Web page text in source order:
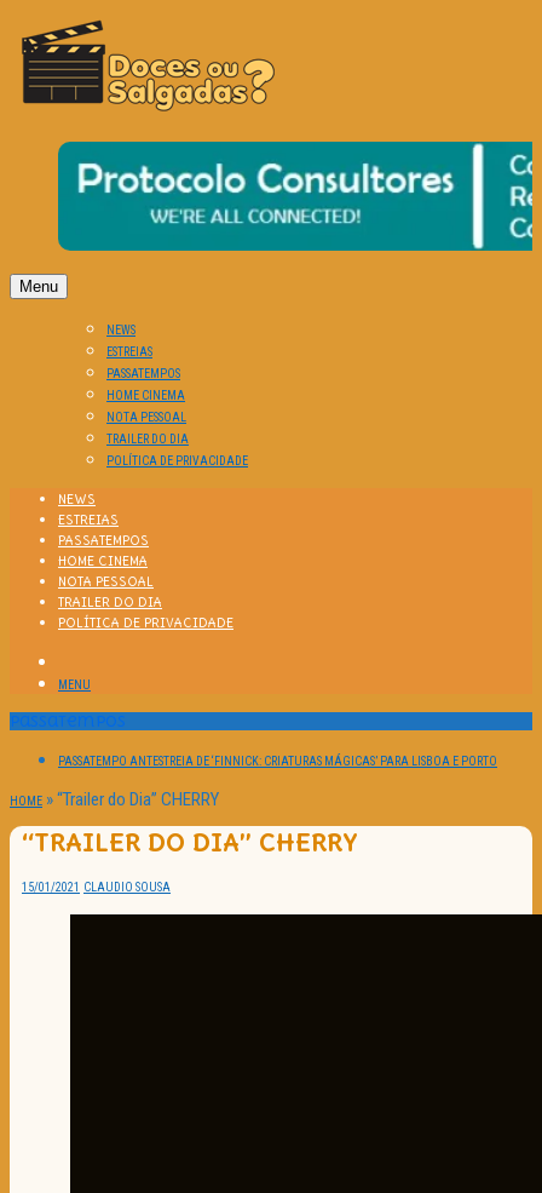
DOCES OU SALGADAS?
O Cinema? Uma Paixão!!
Menu
NEWS
ESTREIAS
PASSATEMPOS
HOME CINEMA
NOTA PESSOAL
TRAILER DO DIA
POLÍTICA DE PRIVACIDADE
NEWS
ESTREIAS
PASSATEMPOS
HOME CINEMA
NOTA PESSOAL
TRAILER DO DIA
POLÍTICA DE PRIVACIDADE
MENU
Passatempos
PASSATEMPO ANTESTREIA DE ‘FINNICK: CRIATURAS MÁGICAS’ PARA LISBOA E PORTO
HOME »“Trailer do Dia” CHERRY
“TRAILER DO DIA” CHERRY
15/01/2021 CLAUDIO SOUSA